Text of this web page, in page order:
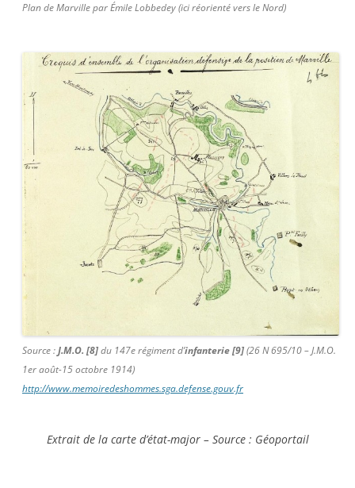
Plan de Marville par Émile Lobbedey (ici réorienté vers le Nord)
Source :J.M.O. [8]du 147e régiment d’infanterie [9](26 N 695/10 – J.M.O.
1er août-15 octobre 1914)
http://www.memoiredeshommes.sga.defense.gouv.fr
Extrait de la carte d’état-major – Source : Géoportail